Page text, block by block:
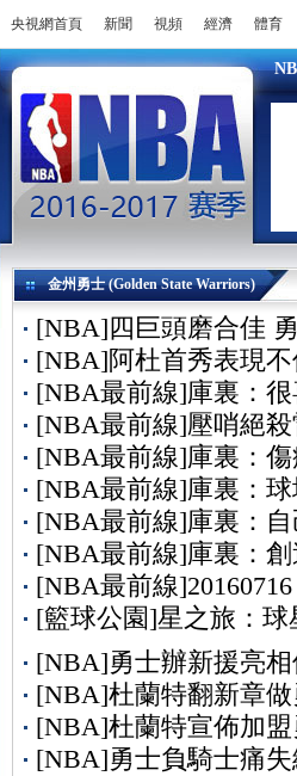
央視網首頁 新聞 視頻 經濟 體育
金州勇士 (Golden State Warriors)
[NBA]四巨頭磨合佳
[NBA]阿杜首秀表現
[NBA最前線]庫裏：
[NBA最前線]壓哨絕
[NBA最前線]庫裏：
[NBA最前線]庫裏：
[NBA最前線]庫裏：
[NBA最前線]庫裏：
[NBA最前線
[籃球公園]星之旅：
[NBA]勇士辦新援亮
[NBA]杜蘭特翻新章
[NBA]杜蘭特宣佈加
[NBA]勇士負騎士痛